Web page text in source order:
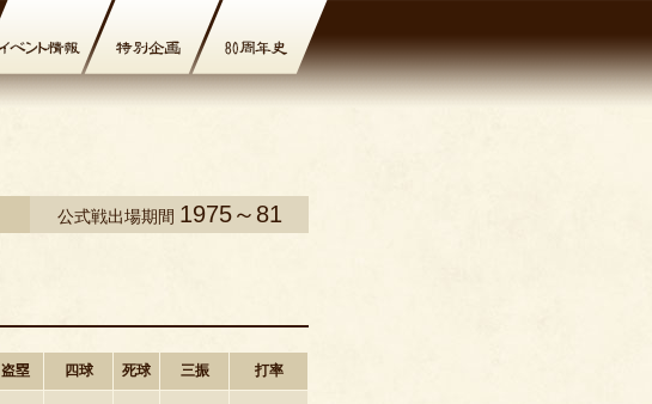
公式戦出場期間 1975～81
盗塁 四球 死球 三振 打率